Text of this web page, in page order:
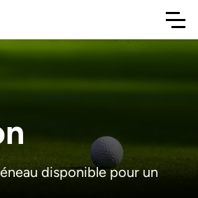
disponible pour un